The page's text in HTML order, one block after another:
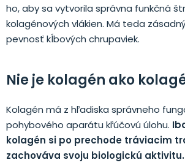
ho, aby sa vytvorila správna funkčná
kolagénových vlákien. Má teda
pevnosť kĺbových chrupaviek.
Nie je kolagén ako
Kolagén má z hľadiska správneho
pohybového aparátu kľúčovú úlohu.
kolagén si po prechode tráviacim
zachováva svoju biologickú aktivitu.